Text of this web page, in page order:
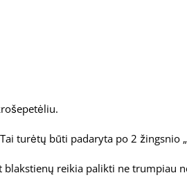
turėtų būti padaryta po 2 žingsnio
blakstienų reikia palikti ne